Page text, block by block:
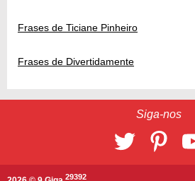
Frases de Ticiane Pinheiro
Frases de Divertidamente
Siga-nos
29392